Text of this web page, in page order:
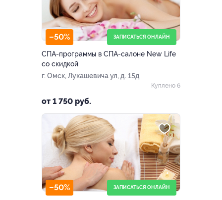
–50% ЗАПИСАТЬСЯ ОНЛАЙН
СПА-программы в СПА-салоне New Life
со скидкой
г. Омск, Лукашевича ул, д. 15д
от 1 750 руб.
Куплено 6
–50% ЗАПИСАТЬСЯ ОНЛАЙН